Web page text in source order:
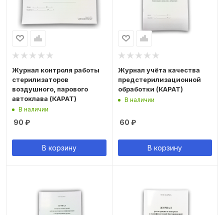
Журнал контроля работы
стерилизаторов
воздушного, парового
автоклава (КАРАТ)
В наличии
90 ₽
В корзину
Журнал учёта качества
предстерилизационной
обработки (КАРАТ)
В наличии
60 ₽
В корзину